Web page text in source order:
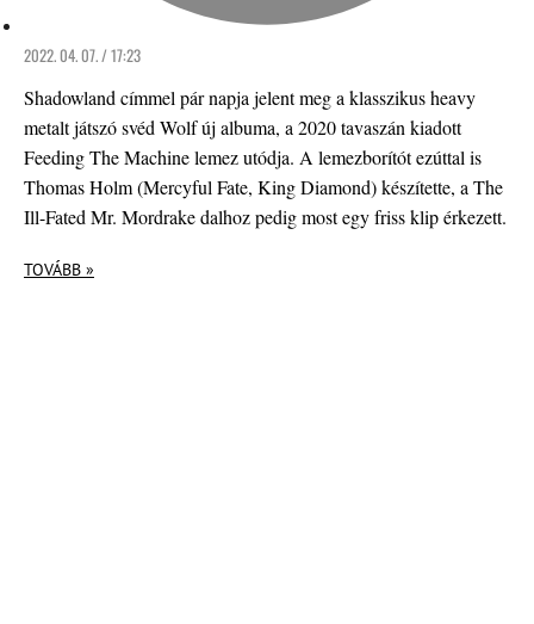
2022. 04. 07. / 17:23
Shadowland címmel pár napja jelent meg a klasszikus heavy
metalt játszó svéd Wolf új albuma, a 2020 tavaszán kiadott
Feeding The Machine lemez utódja. A lemezborítót ezúttal is
Thomas Holm (Mercyful Fate, King Diamond) készítette, a The
Ill-Fated Mr. Mordrake dalhoz pedig most egy friss klip érkezett.
TOVÁBB »